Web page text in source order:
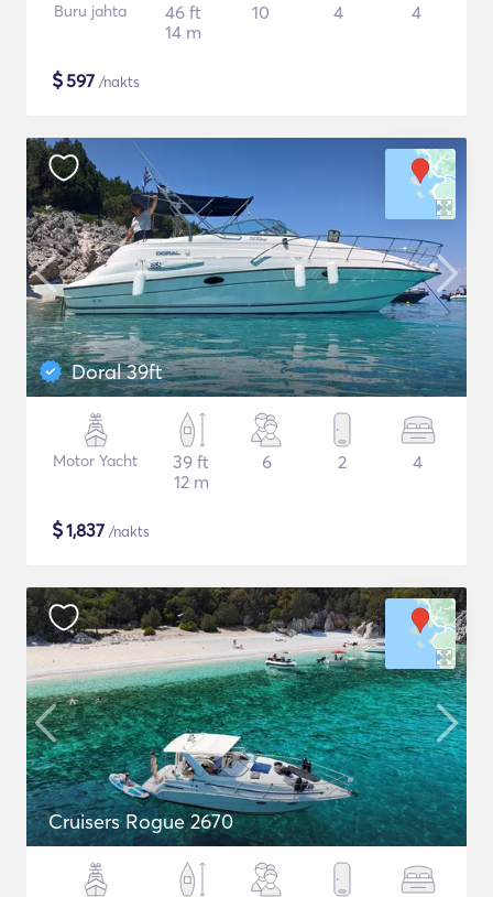
Buru jahta
46 ft
14 m
10 4 4
$597 /nakts
Doral 39ft
Motor Yacht
39 ft
12 m
6 2 4
$1,837 /nakts
Cruisers Rogue 2670